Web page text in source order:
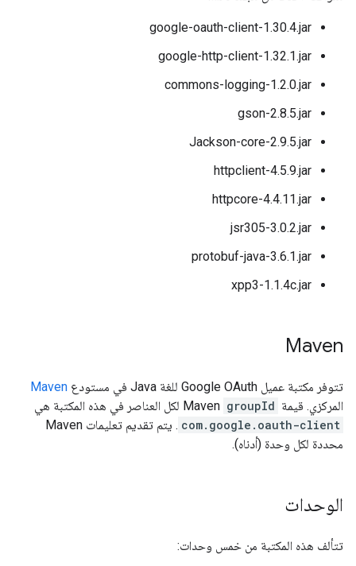
google-oauth-client-1.30.4.jar
google-http-client-1.32.1.jar
commons-logging-1.2.0.jar
gson-2.8.5.jar
Jackson-core-2.9.5.jar
httpclient-4.5.9.jar
httpcore-4.4.11.jar
jsr305-3.0.2.jar
protobuf-java-3.6.1.jar
xpp3-1.1.4c.jar
Maven
تتوفر مكتبة عميل Google OAuth للغة Java في مستودع
Maven
المركزي. قيمة groupId
com.google.oauth-client
. يتم تقديم تعليمات Maven
محددة لكل وحدة (أدناه).
الوحدات
تتألف هذه المكتبة من خمس وحدات: